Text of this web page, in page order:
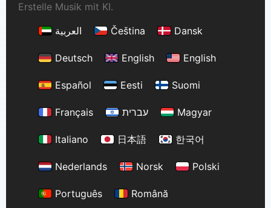
Erstelle Musik mit KI.
العربية
Čeština Dansk
Deutsch English English
Español Eesti Suomi
Français עברית Magyar
Italiano 日本語 한국어
Nederlands Norsk Polski
Português Română